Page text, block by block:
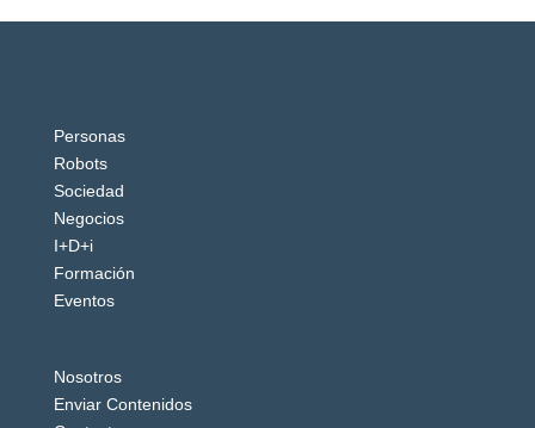
Personas
Robots
Sociedad
Negocios
I+D+i
Formación
Eventos
Nosotros
Enviar Contenidos